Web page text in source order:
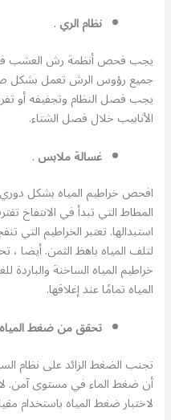
نظام الري.
يجب فحص أنظمة رش العشب في
جميع رؤوس الرش تعمل بشكل
يجب فصل النظام وتجفيفه أو
الأنابيب خلال فصل الشتاء.
غسالة ملابس.
افحص خراطيم المياه بشكل
المطاط التي تبدأ في الانتفاخ
استبدالها. تعتبر الخراطيم التي
لتلف المياه باهظ الثمن. أيضا
خراطيم المياه الساخنة
المياه تمامًا عند إغلاقها.
تحقق من ضغط
تجنب الضغط الزائد على نظام
أن ضغط الماء في مستوى آمن.
لاختبار ضغط المياه باستخدام